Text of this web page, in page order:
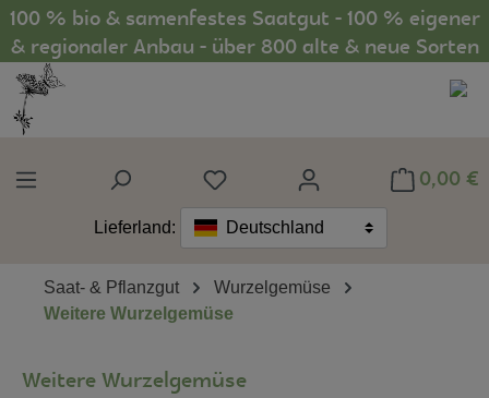
Zum Hauptinhalt springen
100 % bio & samenfestes Saatgut - 100 % eigener
& regionaler Anbau - über 800 alte & neue Sorten
Du hast 0 Produkte auf dem
0,00 €
Lieferland: Deutschland
Saat- & Pflanzgut
Wurzelgemüse
Weitere Wurzelgemüse
Weitere Wurzelgemüse